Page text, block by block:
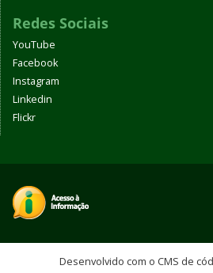
Redes Sociais
YouTube
Facebook
Instagram
Linkedin
Flickr
Desenvolvido com o CMS de